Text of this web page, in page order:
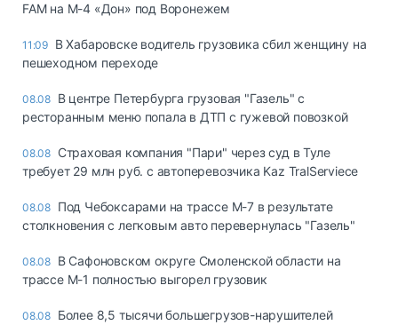
FAM на М-4 «Дон» под Воронежем
11:09 В Хабаровске водитель грузовика сбил женщину на
пешеходном переходе
08.08 В центре Петербурга грузовая "Газель" с
ресторанным меню попала в ДТП с гужевой повозкой
08.08 Страховая компания "Пари" через суд в Туле
требует 29 млн руб. с автоперевозчика Kaz TralServiece
08.08 Под Чебоксарами на трассе М-7 в результате
столкновения с легковым авто перевернулась "Газель"
08.08 В Сафоновском округе Смоленской области на
трассе М-1 полностью выгорел грузовик
08.08 Более 8,5 тысячи большегрузов-нарушителей